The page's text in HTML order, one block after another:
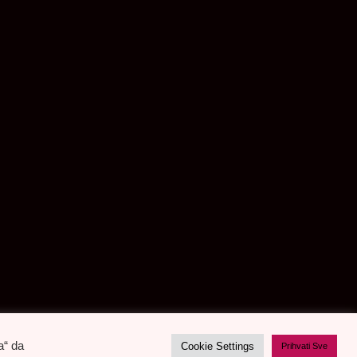
da
Cookie Settings Prihvati Sve